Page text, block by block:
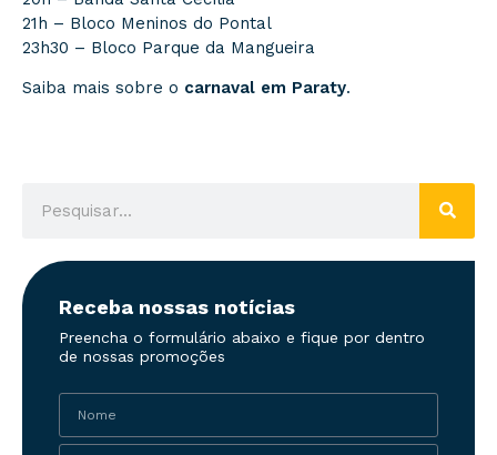
21h – Bloco Meninos do Pontal
23h30 – Bloco Parque da Mangueira
Saiba mais sobre o carnaval em Paraty.
Receba nossas notícias
Preencha o formulário abaixo e fique por dentro
de nossas promoções